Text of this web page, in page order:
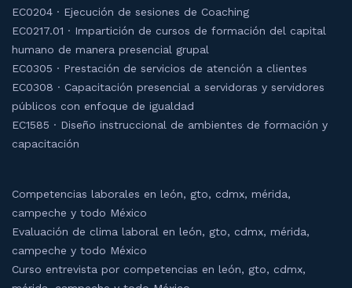
EC0204 · Ejecución de sesiones de Coaching
EC0217.01 · Impartición de cursos de formación del capital
humano de manera presencial grupal
EC0305 · Prestación de servicios de atención a clientes
EC0308 · Capacitación presencial a servidoras y servidores
públicos con enfoque de igualdad
EC1585 · Diseño instruccional de ambientes de formación y
capacitación
Competencias laborales en león, gto, cdmx, mérida,
campeche y todo México
Evaluación de clima laboral en león, gto, cdmx, mérida,
campeche y todo México
Curso entrevista por competencias en león, gto, cdmx,